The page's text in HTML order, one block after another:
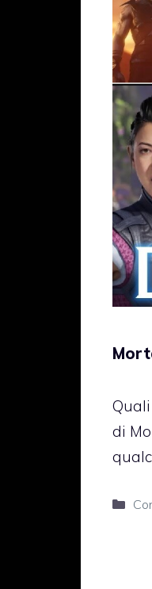
di